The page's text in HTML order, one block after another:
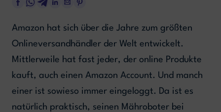
Amazon hat sich über die Jahre zum größten
Onlineversandhändler der Welt entwickelt.
Mittlerweile hat fast jeder, der online Produkte
kauft, auch einen Amazon Account. Und manch
einer ist sowieso immer eingeloggt. Da ist es
natürlich praktisch, seinen Mähroboter bei